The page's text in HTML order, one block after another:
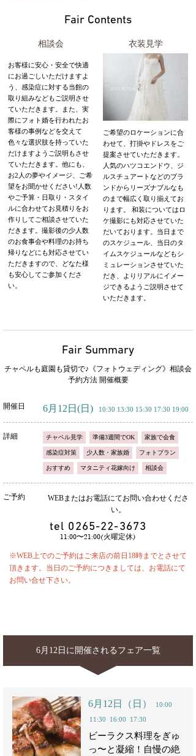
Fair Contents
相談会
お客様に安心・安全で快適
にお過ごしいただけますよ
う、感染症に対する当館の
取り組みなどもご説明させ
ていただきます。また、実
際にフォト婚を行われたお
客様の事例などを交えて
色々な選択肢を持っていた
だけますようご説明もさせ
ていただきます。他にも、
お2人の夢やイメージ、ご希
望をお聞かせください!人数
やご予算・日取り・スタイ
ルに合わせてお見積りをお
作りしてご相談させていた
だきます。撮影後の少人数
のお食事会や料理のお持ち
帰りなどにも対応させてい
ただきますので、どなた様
も安心してご参加くださ
い。
衣装見学
ご希望のロケーションに合
わせて、打掛やドレスをご
提案させていただきます。
人気のハツコエンドウ、ジ
ルスチュアートなどのブラ
ンドからリーズナブルなも
のまで幅広く取り揃えてお
ります。 和装についてはロ
ケ撮影にも対応させていた
だいております。当日まで
のスケジュール、当日のタ
イムスケジュールなどもシ
ミュレーションさせていた
だき、よりリアルにイメー
ジできるようご説明させて
いただきます。
Fair Summary
チャペルも庭園も貸切で♪《フォトウェディング》相談会
予約方法 開催概要
開催日 6月12日 (日) 10:30 13:30 15:30 17:30 19:00
詳細 チャペル見学 準備3週間でOK 家族で会食
感染症対策 少人数・家族婚 フォトプラン
おすすめ マタニティ花嫁向け 相談会
ご予約
WEBまたはお電話にてお問い合わせくださ
い。
tel 0265-22-3673
11:00〜21:00(火曜定休)
※WEB上でのご予約はご来店の前日18時までとさせて
頂きます。当日のご予約につきましては、お電話にて
お問い合せ下さい。
6月12日に開催されるフェア一覧
6月12日（日）
10:00
11:30
16:00 17:30
ビーラクス料理をぎゅ
っ〜と凝縮！自慢の絶